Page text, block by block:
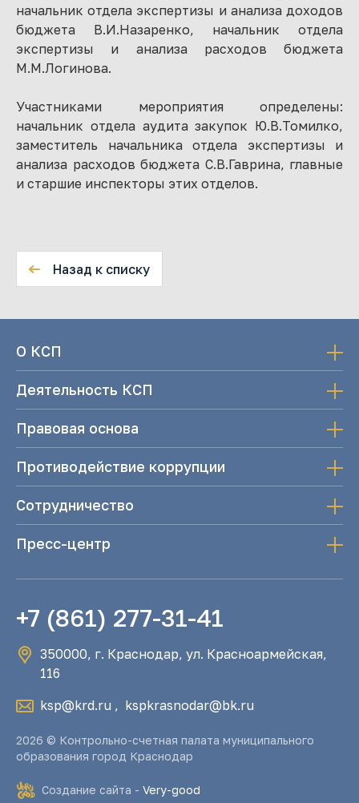
начальник отдела экспертизы и анализа доходов
бюджета В.И.Назаренко, начальник отдела
экспертизы и анализа расходов бюджета
М.М.Логинова.
Участниками мероприятия определены:
начальник отдела аудита закупок Ю.В.Томилко,
заместитель начальника отдела экспертизы и
анализа расходов бюджета С.В.Гаврина, главные
и старшие инспекторы этих отделов.
Назад к списку
О КСП
Деятельность КСП
Правовая основа
Противодействие коррупции
Сотрудничество
Пресс-центр
+7 (861) 277-31-41
350000, г. Краснодар, ул. Красноармейская,
116
ksp@krd.ru , kspkrasnodar@bk.ru
2026 © Контрольно-счетная палата муниципального
образования город Краснодар
Создание сайта - Very-good